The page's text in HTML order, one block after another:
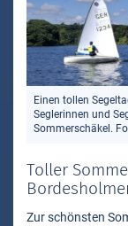
Einen tollen
Seglerinnen und
Sommerschäkel.
Toller
Zur schönsten